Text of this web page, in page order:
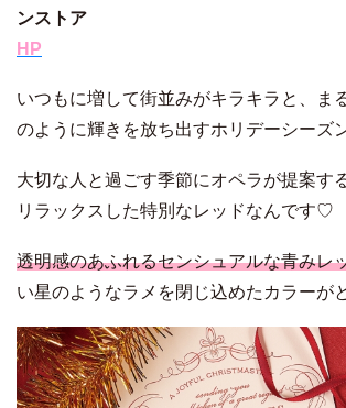
ンストア
HP
いつもに増して街並みがキラキラと、ま
のように輝きを放ち出すホリデーシーズン
大切な人と過ごす季節にオペラが提案す
リラックスした特別なレッドなんです♡
透明感のあふれるセンシュアルな青みレ
い星のようなラメを閉じ込めたカラーが